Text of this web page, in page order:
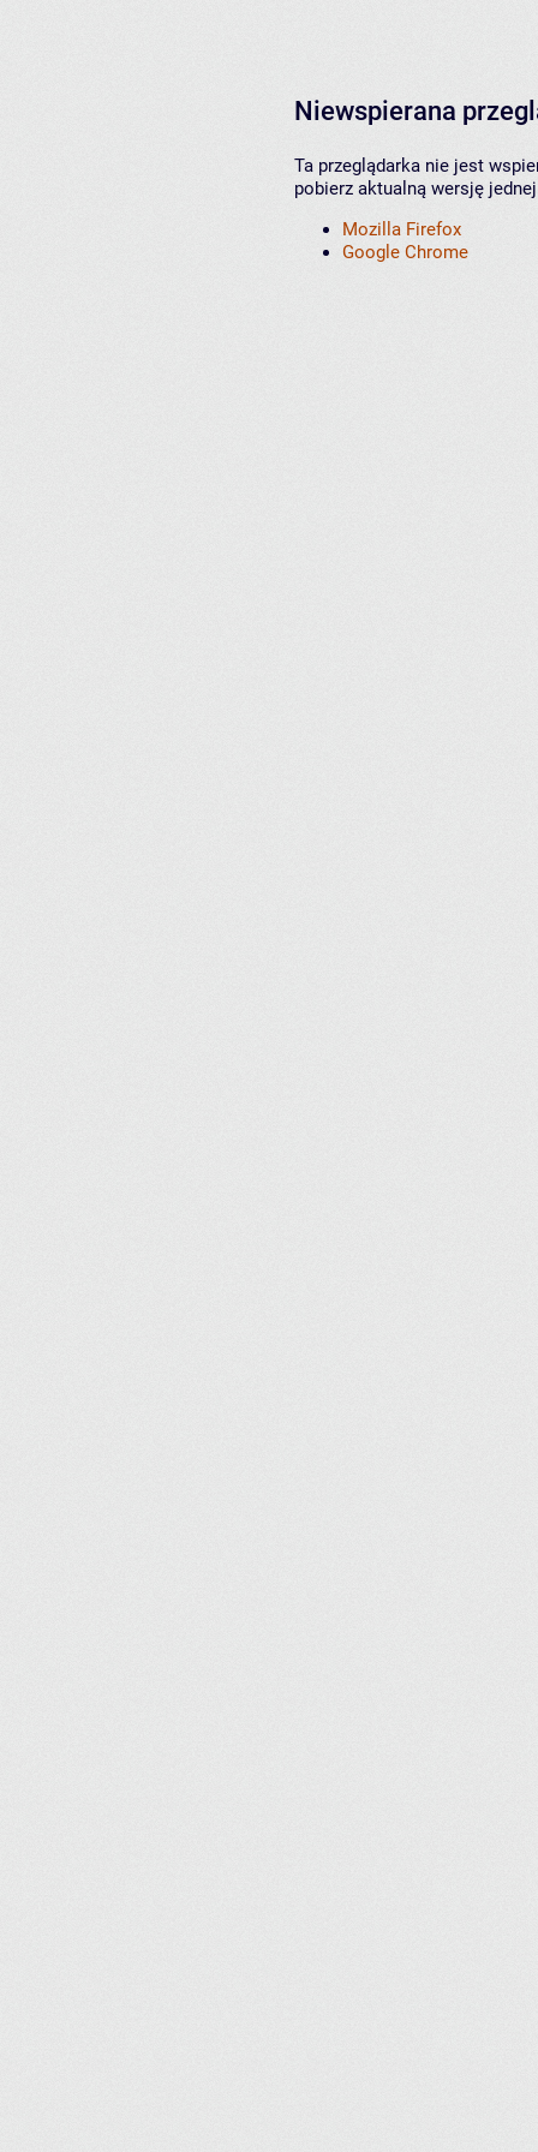
Niewspierana
Ta przeglądarka nie jest
pobierz aktualną wersję
Mozilla Firefox
Google Chrome